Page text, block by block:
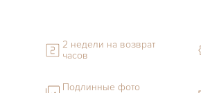
2 недели на возврат
часов
Подлинные фото